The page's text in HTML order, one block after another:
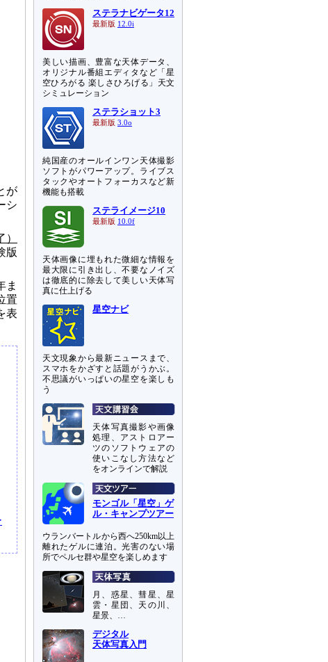
が
シ
版
ま
置
表
ステラナビゲータ12
最新版 12.0i
美しい描画、豊富な天体データ、
オリジナル番組エディタなど「星
空ひろがる 楽しさひろげる」天文
シミュレーション
ステラショット3
最新版 3.0o
純国産のオールインワン天体撮影
ソフトがパワーアップ。ライブス
タックやオートフォーカスなど新
機能も搭載
ステライメージ10
最新版 10.0f
天体画像に埋もれた微細な情報を
最大限に引き出し、不要なノイズ
は徹底的に除去して美しい天体写
真に仕上げる
星空ナビ
天文現象から最新ニュースまで、
スマホをかざすと話題がうかぶ。
不思議がいっぱいの星空を楽しも
う
天体写真撮影や画像
処理、アストロアー
ツのソフトウェアの
使いこなし方法など
をオンラインで解説
モンゴル「星空」ゲ
ル・キャンプツアー
ウランバートルから西へ250km以上
離れたゲルに連泊。光害のない場
所でペルセ群や星空を楽しめます
月、惑星、彗星、星
雲・星団、天の川、
星景、…
デジタル
天体写真入門